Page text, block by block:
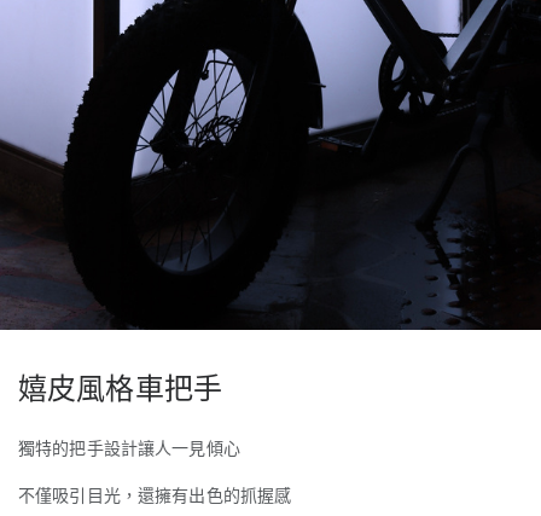
嬉皮風格車把手
獨特的把手設計讓人一見傾心
不僅吸引目光，還擁有出色的抓握感